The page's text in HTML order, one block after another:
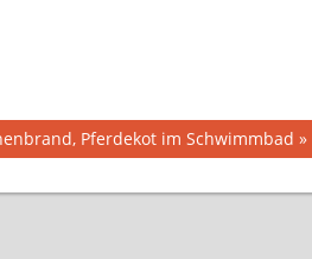
Pferdekot im Schwimmbad